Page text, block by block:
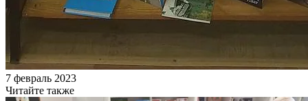
7 февраль 2023
Читайте также